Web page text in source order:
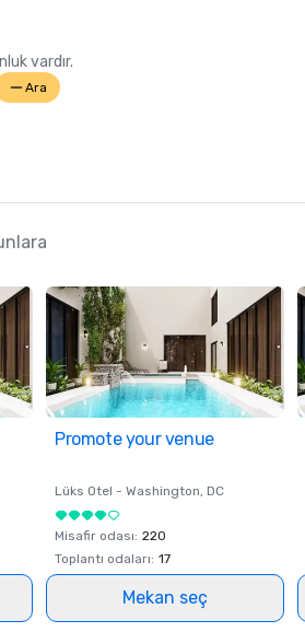
vardır.
Ara
Promote your venue
Lüks Otel - Washington, DC
Misafir odası: 220
Toplantı odaları: 17
Mekan seç